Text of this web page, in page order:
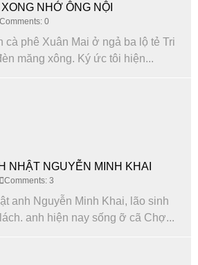
NHỚ ÔNG NỘI
Comments: 0
cà phê Xuân Mai ở ngả ba lộ tẻ Tri
măng xông. Ký ức tôi hiện...
NHẬT NGUYỄN MINH KHAI
Comments: 3
anh Nguyễn Minh Khai, lão sinh
anh hiện nay sống ỡ cã Chợ...